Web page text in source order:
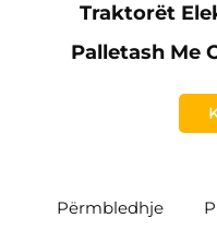
Traktorët
Palletash Me
Përmbledhje